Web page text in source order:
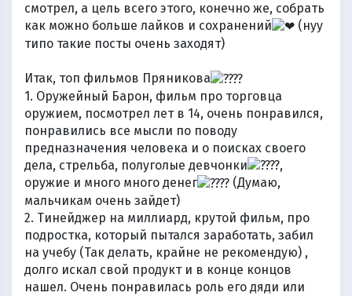
смотрел, а цель всего этого, конечно же, собрать
как можно больше лайков и сохранений
(нуу
типо такие посты очень заходят)
Итак, топ фильмов Пряникова
1. Оружейный Барон, фильм про торговца
оружием, посмотрел лет в 14, очень понравился,
понравились все мысли по поводу
предназначения человека и о поисках своего
дела, стрельба, полуголые девчонки
,
оружие и много много денег
(Думаю,
мальчикам очень зайдет)
2. Тинейджер на миллиард, крутой фильм, про
подростка, который пытался заработать, забил
на учебу (Так делать, крайне не рекомендую) ,
долго искал свой продукт и в конце концов
нашел. Очень понравилась роль его дяди или